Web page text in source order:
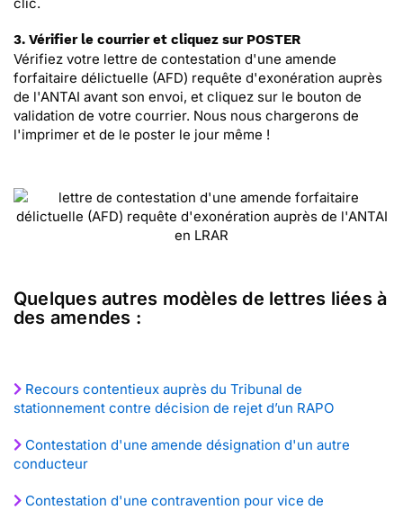
3. Vérifier le courrier et cliquez sur POSTER
Vérifiez votre lettre de contestation d'une amende
forfaitaire délictuelle (AFD) requête d'exonération auprès
de l'ANTAI avant son envoi, et cliquez sur le bouton de
validation de votre courrier. Nous nous chargerons de
l'imprimer et de le poster le jour même !
Quelques autres modèles de lettres liées à
des amendes :
Recours contentieux auprès du Tribunal de
stationnement contre décision de rejet d’un RAPO
Contestation d'une amende désignation d'un autre
conducteur
Contestation d'une contravention pour vice de